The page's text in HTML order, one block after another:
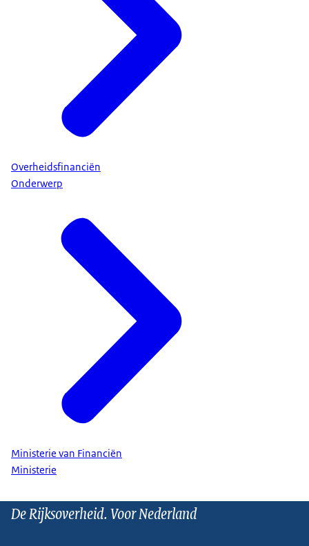
Overheidsfinanciën
Onderwerp
Ministerie van Financiën
Ministerie
De Rijksoverheid. Voor Nederland